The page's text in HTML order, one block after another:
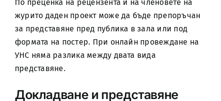
По преценка на рецензента и на членовете на
журито даден проект може да бъде препоръчан
за представяне пред публика в зала или под
формата на постер. При онлайн провеждане на
УНС няма разлика между двата вида
представяне.
Докладване и представяне